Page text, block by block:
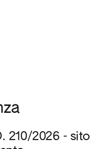
210/2026 - sito